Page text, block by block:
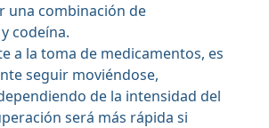
una combinación de
codeína.
a la toma de medicamentos, es
seguir moviéndose,
de la intensidad del
será más rápida si